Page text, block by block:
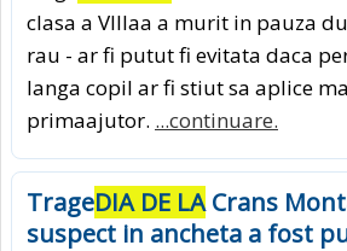
clasa a VIIIaa a murit in pauza
rau - ar fi putut fi evitata daca
langa copil ar fi stiut sa aplice
primaajutor. ...continuare.
TrageDIA DE LACrans
suspect in ancheta a fost